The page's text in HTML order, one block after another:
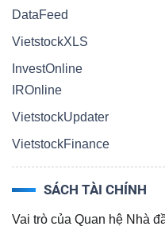
DataFeed
VietstockXLS
InvestOnline
IROnline
VietstockUpdater
VietstockFinance
SÁCH TÀI CHÍNH
Vai trò của Quan hệ Nhà